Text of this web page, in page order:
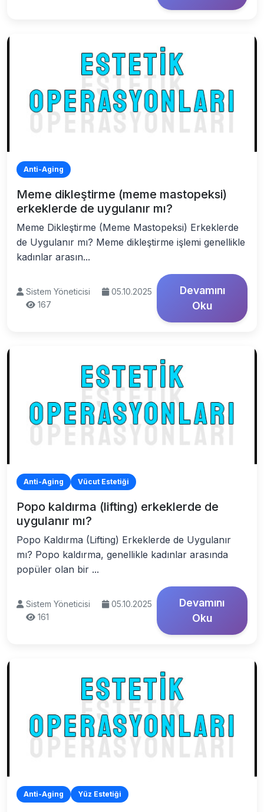
Anti-Aging
Meme dikleştirme (meme mastopeksi)
erkeklerde de uygulanır mı?
Meme Dikleştirme (Meme Mastopeksi) Erkeklerde
de Uygulanır mı? Meme dikleştirme işlemi genellikle
kadınlar arasın...
Sistem Yöneticisi
05.10.2025
167
Devamını
Oku
Anti-Aging Vücut Estetiği
Popo kaldırma (lifting) erkeklerde de
uygulanır mı?
Popo Kaldırma (Lifting) Erkeklerde de Uygulanır
mı? Popo kaldırma, genellikle kadınlar arasında
popüler olan bir ...
Sistem Yöneticisi
05.10.2025
161
Devamını
Oku
Anti-Aging Yüz Estetiği